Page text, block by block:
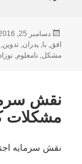
ارسال
شده
در
دسامبر 25, 2016
افق ,با ,پدران ,تدوین
مشکل ,نامعلوم ,
نقش
مشکلات
نقش سرمایه